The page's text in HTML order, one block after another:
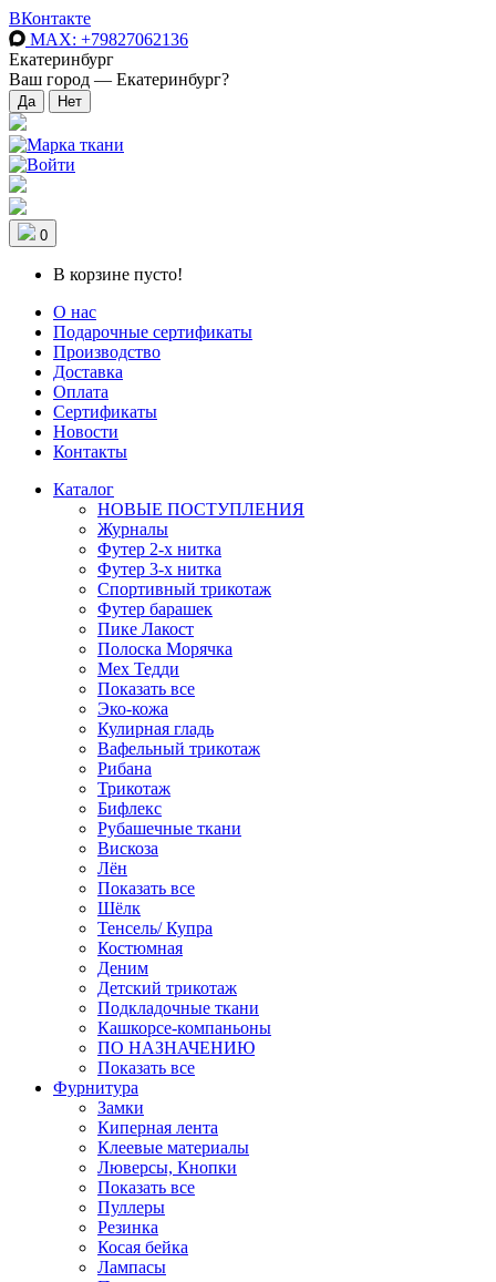
ВКонтакте
MAX: +79827062136
Екатеринбург
Ваш город — Екатеринбург?
0
В корзине пусто!
О нас
Подарочные сертификаты
Производство
Доставка
Оплата
Сертификаты
Новости
Контакты
Каталог
НОВЫЕ ПОСТУПЛЕНИЯ
Журналы
Футер 2-х нитка
Футер 3-х нитка
Спортивный трикотаж
Футер барашек
Пике Лакост
Полоска Морячка
Мех Тедди
Показать все
Эко-кожа
Кулирная гладь
Вафельный трикотаж
Рибана
Трикотаж
Бифлекс
Рубашечные ткани
Вискоза
Лён
Показать все
Шёлк
Тенсель/ Купра
Костюмная
Деним
Детский трикотаж
Подкладочные ткани
Кашкорсе-компаньоны
ПО НАЗНАЧЕНИЮ
Показать все
Фурнитура
Замки
Киперная лента
Клеевые материалы
Люверсы, Кнопки
Показать все
Пуллеры
Резинка
Косая бейка
Лампасы